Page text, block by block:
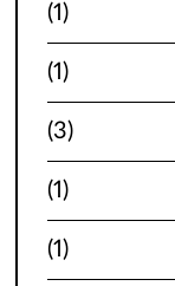
(1)
(1)
(3)
(1)
(1)